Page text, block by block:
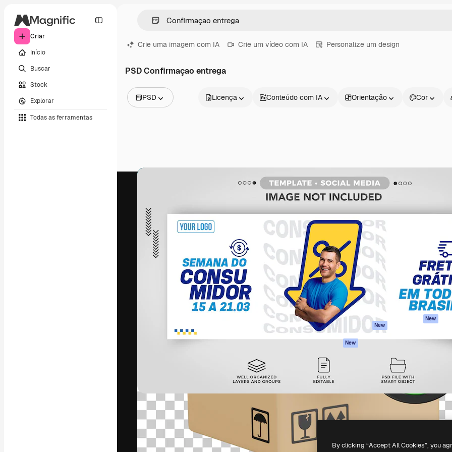
Criar
Início
Buscar
Stock
Explorar
Todas as ferramentas
Crie uma imagem com IA Crie um vídeo com IA Personalize um design
PSD Confirmaçao entrega
PSD
Vídeos
Ícones
Modelos 3D
Fontes
Licença Conteúdo com IA Orientação Cor
A plataforma criativa para você direcionar
seu melhor trabalho. Mais de 1 milhão de
assinantes entre criativos, empresas,
agências e estúdios.
Português
Produtos
Assistente de IA
Gerador de
imagens
Gerador de vídeos
Texto para voz
Conteúdo de stock
MCP para
Claude/ChatGPT
New
New
API
App móvel
Todas as
Documentação
Atendimento
Termos e
condições
Política de
privacidade
New
Afiliados
Empresas
Copyright © 2010- Freepik Company S.L.U. Todos os direitos reservados.
By clicking “Accept All Cookies”, you